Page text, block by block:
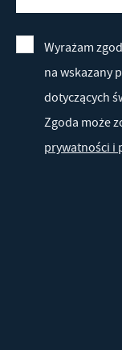
Wyrażam
na wskazany
dotyczących
Zgoda może
prywatności i